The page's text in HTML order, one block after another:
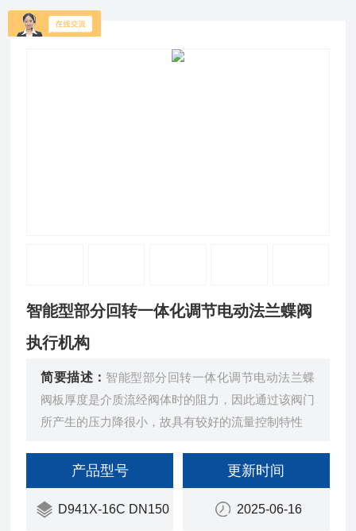
智能型部分回转一体化调节电动法兰蝶阀
执行机构
简要描述： 智能型部分回转一体化调节电动法兰蝶
阀板厚度是介质流经阀体时的阻力，因此通过该阀门
所产生的压力降很小，故具有较好的流量控制特性
产品型号
D941X-16C DN150
更新时间
2025-06-16